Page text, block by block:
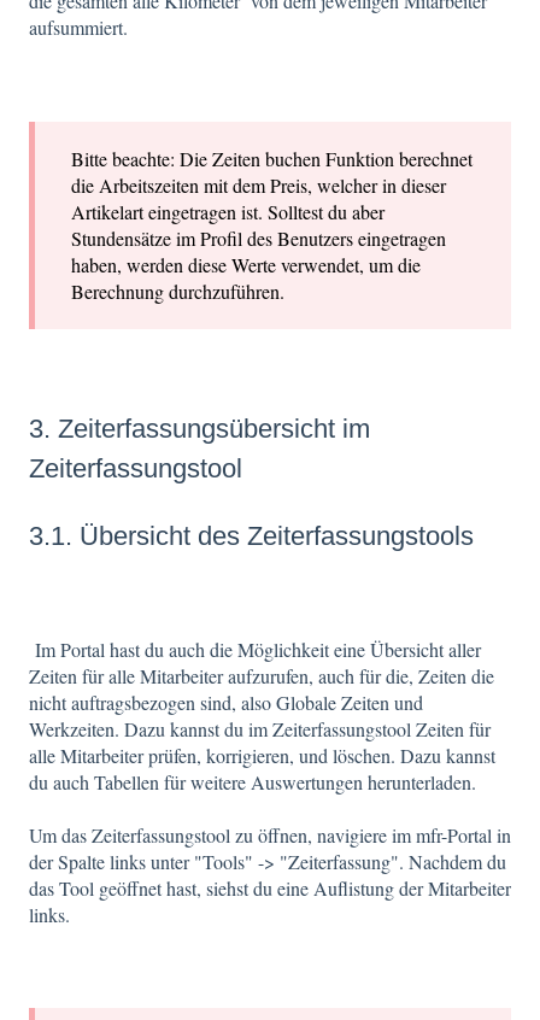
aufsummiert.
Bitte beachte: Die Zeiten buchen Funktion berechnet
die Arbeitszeiten mit dem Preis, welcher in dieser
Artikelart eingetragen ist. Solltest du aber
Stundensätze im Profil des Benutzers eingetragen
haben, werden diese Werte verwendet, um die
Berechnung durchzuführen.
3. Zeiterfassungsübersicht im
Zeiterfassungstool
3.1. Übersicht des Zeiterfassungstools
Im Portal hast du auch die Möglichkeit eine Übersicht aller
Zeiten für alle Mitarbeiter aufzurufen, auch für die, Zeiten die
nicht auftragsbezogen sind, also Globale Zeiten und
Werkzeiten. Dazu kannst du im Zeiterfassungstool Zeiten für
alle Mitarbeiter prüfen, korrigieren, und löschen. Dazu kannst
du auch Tabellen für weitere Auswertungen herunterladen.
Um das Zeiterfassungstool zu öffnen, navigiere im mfr-Portal in
der Spalte links unter "Tools" -> "Zeiterfassung". Nachdem du
das Tool geöffnet hast, siehst du eine Auflistung der Mitarbeiter
links.